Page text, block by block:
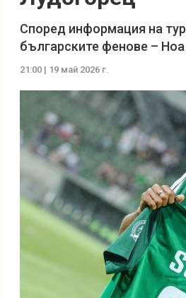
Според информация на
българските фенове –
21:00 | 19 май 2026 г.